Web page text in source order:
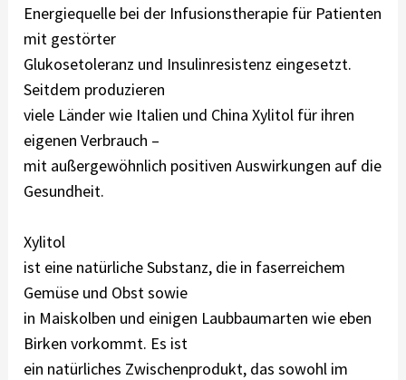
Energiequelle bei der Infusionstherapie für Patienten
mit gestörter
Glukosetoleranz und Insulinresistenz eingesetzt.
Seitdem produzieren
viele Länder wie Italien und China Xylitol für ihren
eigenen Verbrauch –
mit außergewöhnlich positiven Auswirkungen auf die
Gesundheit.
Xylitol
ist eine natürliche Substanz, die in faserreichem
Gemüse und Obst sowie
in Maiskolben und einigen Laubbaumarten wie eben
Birken vorkommt. Es ist
ein natürliches Zwischenprodukt, das sowohl im